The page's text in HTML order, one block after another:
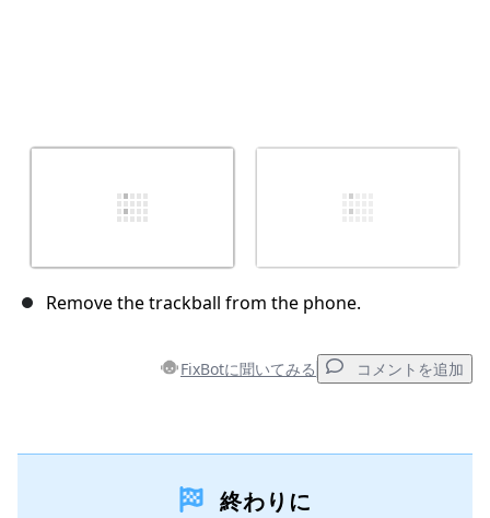
Remove the trackball from the phone.
FixBotに聞いてみる コメントを追加
終わりに